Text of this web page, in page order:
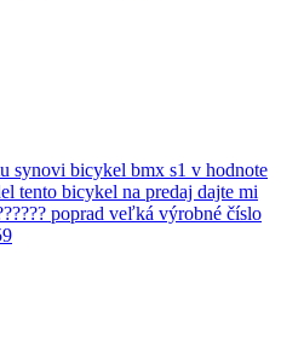
synovi bicykel bmx s1 v hodnote
tento bicykel na predaj dajte mi
poprad veľká výrobné číslo